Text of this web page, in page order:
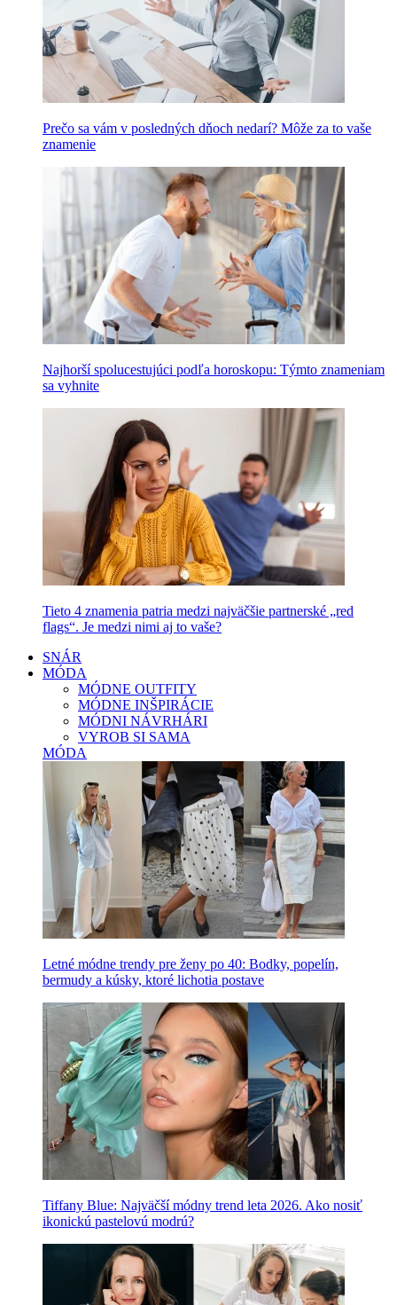
Prečo sa vám v posledných dňoch nedarí? Môže za to vaše
znamenie
Najhorší spolucestujúci podľa horoskopu: Týmto znameniam
sa vyhnite
Tieto 4 znamenia patria medzi najväčšie partnerské „red
flags“. Je medzi nimi aj to vaše?
SNÁR
MÓDA
MÓDNE OUTFITY
MÓDNE INŠPIRÁCIE
MÓDNI NÁVRHÁRI
VYROB SI SAMA
MÓDA
Letné módne trendy pre ženy po 40: Bodky, popelín,
bermudy a kúsky, ktoré lichotia postave
Tiffany Blue: Najväčší módny trend leta 2026. Ako nosiť
ikonickú pastelovú modrú?